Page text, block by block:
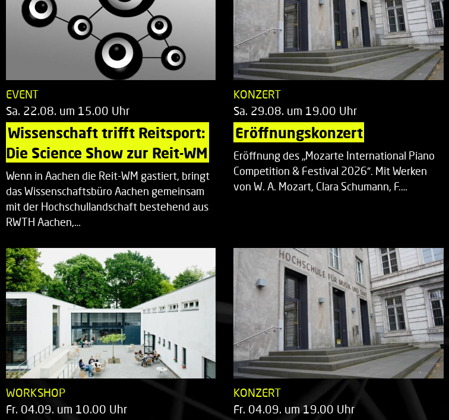
EVENT
Sa. 22.08. um 15.00 Uhr
Wissenschaft trifft Reitsport:
Die Science Show zur Reit-WM
Wenn in Aachen die Reit-WM gastiert, bringt
das Wissenschaftsbüro Aachen gemeinsam
mit der Hochschullandschaft bestehend aus
RWTH Aachen,…
KONZERT
Sa. 29.08. um 19.00 Uhr
Eröffnungskonzert
Eröffnung des „Mozarte International Piano
Competition & Festival 2026“. Mit Werken
von W. A. Mozart, Clara Schumann, F.…
WORKSHOP
Fr. 04.09. um 10.00 Uhr
KONZERT
Fr. 04.09. um 19.00 Uhr